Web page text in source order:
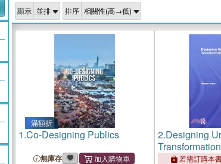
顯示 排序
滿額折
1.Co-Designing Publics
無庫存
2.Designing
Transformation
若需訂購本